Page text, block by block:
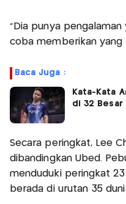
"Dia punya
coba memberikan yang
Baca Juga :
Kata-Kata
di 32 Besar
Secara peringkat, Lee
dibandingkan Ubed.
menduduki peringkat
berada di urutan 35